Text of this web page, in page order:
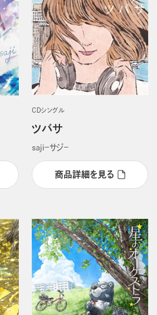
CDシングル
ツバサ
ｓａｊｉ－サジ－
商品詳細を見る